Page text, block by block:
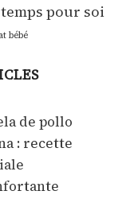
temps pour soi
bébé
de pollo
: recette